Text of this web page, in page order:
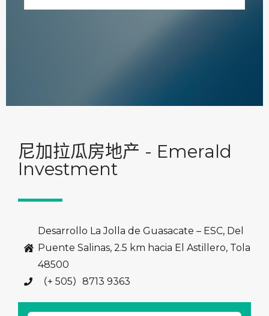
尼加拉瓜房地产 - Emerald
Investment
Desarrollo La Jolla de Guasacate – ESC, Del
Puente Salinas, 2.5 km hacia El Astillero, Tola
48500
（+ 505）8713 9363